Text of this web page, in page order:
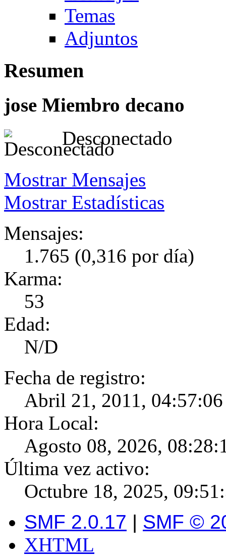
Temas
Adjuntos
Resumen
jose Miembro decano
Desconectado
Mostrar Mensajes
Mostrar Estadísticas
Mensajes:
1.765 (0,316 por día)
Karma:
53
Edad:
N/D
Fecha de registro:
Abril 21, 2011,
Hora Local:
Agosto 08, 2026,
Última vez activo:
Octubre 18, 2025,
SMF 2.0.17 | SMF ©
XHTML